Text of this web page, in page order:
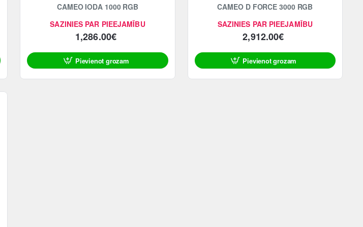
SAZINIES PAR PIEEJAMĪBU
CAMEO IODA 1000 RGB
1,286.00€
Pievienot grozam
SAZINIES PAR PIEEJAMĪBU
CAMEO D FORCE 3000 RGB
2,912.00€
Pievienot grozam